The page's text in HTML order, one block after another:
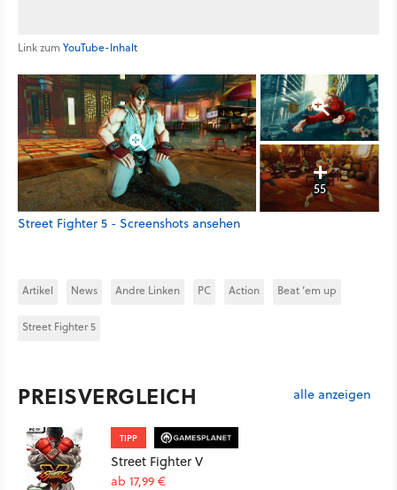
Link zum YouTube-Inhalt
55
Street Fighter 5 - Screenshots ansehen
Artikel News Andre Linken PC Action Beat ’em up
Street Fighter 5
PREISVERGLEICH alle anzeigen
TIPP
Street Fighter V
ab 17,99 €